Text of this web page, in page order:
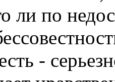
ли по
-